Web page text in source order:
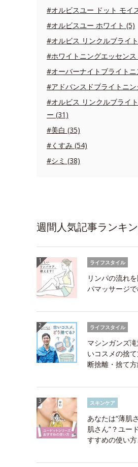
#オルビスユー ドット モイ
#オルビスユー ホワイト (5)
#オルビス リンクルブライ
#ホワイトニングエッセンス
#オーバーナイトブライト
#アドバンスドブライトニ
#オルビス リンクルブライ
ー (31)
#美白 (35)
#くすみ (54)
#シミ (38)
週間人気記事ランキ
ライフスタイル
リンパの流れ
パマッサージ
ライフスタイル
マシンガンズ
いコスメの捨
断捨離・捨て
スキンケア
あなたは“薄肌
肌さん”？ユー
すすめの使い方